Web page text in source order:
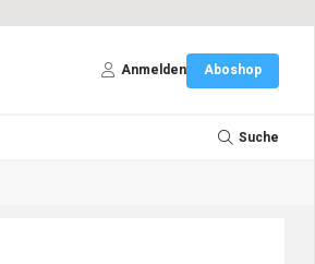
Anmelden Aboshop
Suche